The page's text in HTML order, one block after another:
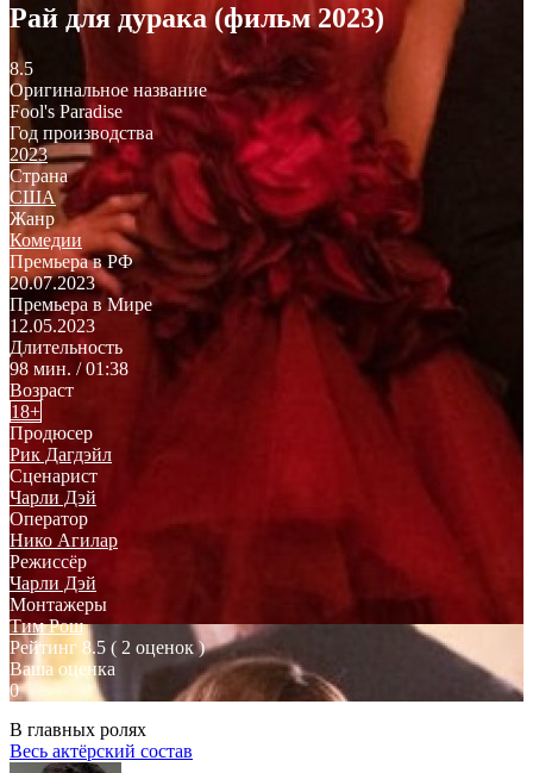
Рай для дурака (фильм 2023)
8.5
Оригинальное название
Fool's Paradise
Год производства
2023
Страна
США
Жанр
Комедии
Премьера в РФ
20.07.2023
Премьера в Мире
12.05.2023
Длительность
98 мин. / 01:38
Возраст
18+
Продюсер
Рик Дагдэйл
Сценарист
Чарли Дэй
Оператор
Нико Агилар
Режиссёр
Чарли Дэй
Монтажеры
Тим Рош
Рейтинг 8.5 ( 2 оценок )
Ваша оценка
0
В главных ролях
Весь актёрский состав